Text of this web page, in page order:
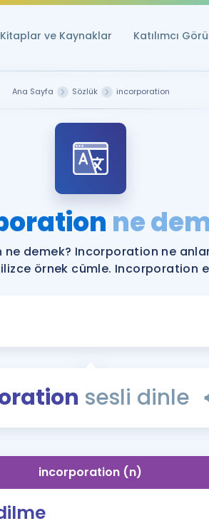
Kitaplar ve Kaynaklar Katılımcı
YDS ve
YDS ve
Tüm
Blog
YDS -
Ana Sayfa Sözlük incorporation
ne
demek? Incorporation ne
örnek cümle. Incorporation
sesli dinle
incorporation (n)